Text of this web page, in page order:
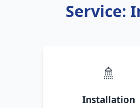
Service:
🚿
Installation